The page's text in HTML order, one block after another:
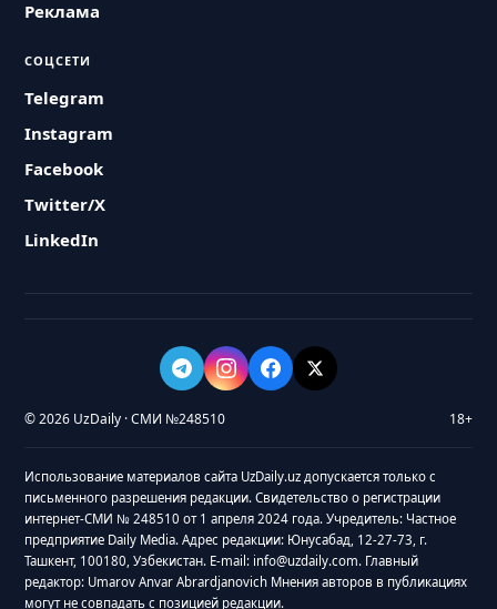
Реклама
СОЦСЕТИ
Telegram
Instagram
Facebook
Twitter/X
LinkedIn
© 2026 UzDaily · СМИ №248510 18+
Использование материалов сайта UzDaily.uz допускается только с
письменного разрешения редакции. Свидетельство о регистрации
интернет-СМИ № 248510 от 1 апреля 2024 года. Учредитель: Частное
предприятие Daily Media. Адрес редакции: Юнусабад, 12-27-73, г.
Ташкент, 100180, Узбекистан. E-mail: info@uzdaily.com. Главный
редактор: Umarov Anvar Abrardjanovich Мнения авторов в публикациях
могут не совпадать с позицией редакции.